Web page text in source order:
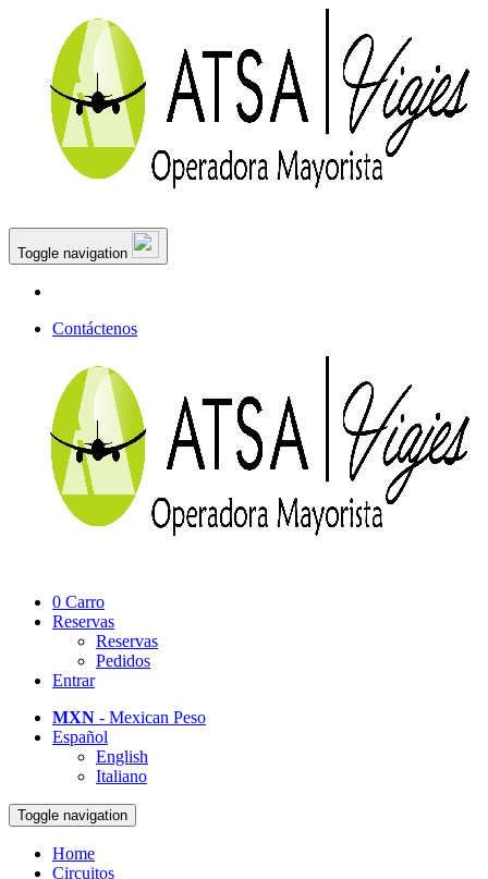
Toggle navigation
Contáctenos
0 Carro
Reservas
Reservas
Pedidos
Entrar
MXN - Mexican Peso
Español
English
Italiano
Toggle navigation
Home
Circuitos